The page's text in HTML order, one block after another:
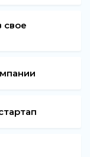
свое